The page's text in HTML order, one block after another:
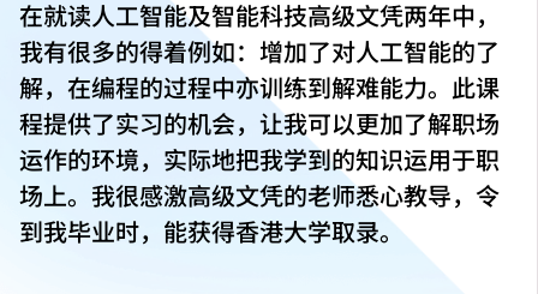
在就读人工智能及智能科技高级文凭两年中，
我有很多的得着例如：增加了对人工智能的了
解，在编程的过程中亦训练到解难能力。此课
程提供了实习的机会，让我可以更加了解职场
运作的环境，实际地把我学到的知识运用于职
场上。我很感激高级文凭的老师悉心教导，令
到我毕业时，能获得香港大学取录。